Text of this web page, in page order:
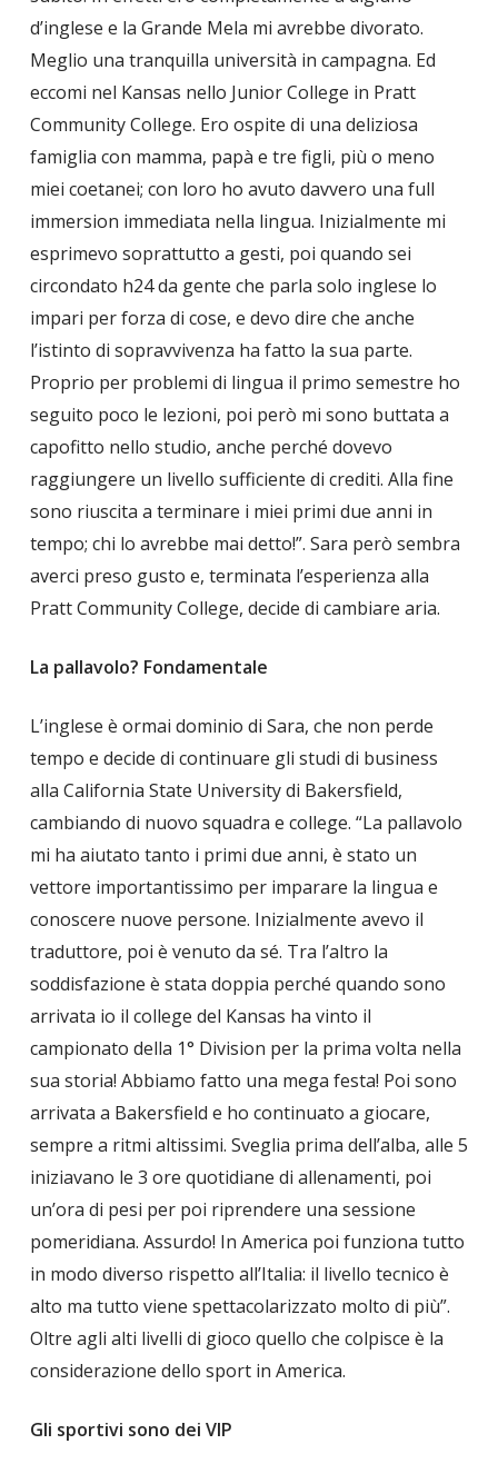
d’inglese e la Grande Mela mi avrebbe divorato.
Meglio una tranquilla università in campagna. Ed
eccomi nel Kansas nello Junior College in Pratt
Community College. Ero ospite di una deliziosa
famiglia con mamma, papà e tre figli, più o meno
miei coetanei; con loro ho avuto davvero una full
immersion immediata nella lingua. Inizialmente mi
esprimevo soprattutto a gesti, poi quando sei
circondato h24 da gente che parla solo inglese lo
impari per forza di cose, e devo dire che anche
l’istinto di sopravvivenza ha fatto la sua parte.
Proprio per problemi di lingua il primo semestre ho
seguito poco le lezioni, poi però mi sono buttata a
capofitto nello studio, anche perché dovevo
raggiungere un livello sufficiente di crediti. Alla fine
sono riuscita a terminare i miei primi due anni in
tempo; chi lo avrebbe mai detto!”. Sara però sembra
averci preso gusto e, terminata l’esperienza alla
Pratt Community College, decide di cambiare aria.
La pallavolo? Fondamentale
L’inglese è ormai dominio di Sara, che non perde
tempo e decide di continuare gli studi di business
alla California State University di Bakersfield,
cambiando di nuovo squadra e college. “La pallavolo
mi ha aiutato tanto i primi due anni, è stato un
vettore importantissimo per imparare la lingua e
conoscere nuove persone. Inizialmente avevo il
traduttore, poi è venuto da sé. Tra l’altro la
soddisfazione è stata doppia perché quando sono
arrivata io il college del Kansas ha vinto il
campionato della 1° Division per la prima volta nella
sua storia! Abbiamo fatto una mega festa! Poi sono
arrivata a Bakersfield e ho continuato a giocare,
sempre a ritmi altissimi. Sveglia prima dell’alba, alle 5
iniziavano le 3 ore quotidiane di allenamenti, poi
un’ora di pesi per poi riprendere una sessione
pomeridiana. Assurdo! In America poi funziona tutto
in modo diverso rispetto all’Italia: il livello tecnico è
alto ma tutto viene spettacolarizzato molto di più”.
Oltre agli alti livelli di gioco quello che colpisce è la
considerazione dello sport in America.
Gli sportivi sono dei VIP